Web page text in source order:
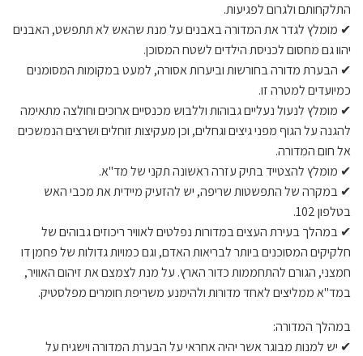
התלקחותם ולגרום לפגיעות.
✔ מומלץ לגדר את המדורה באבנים על מנת שהאש לא תתפשט, האבנים
יהוו גם מחסום לכניסת הילדים לשטח המסוכן.
✔ הבערת מדורה בחורשות וביערות אסורה, למעט במקומות המסומנים
כמיועדים למטרה זו.
✔ מומלץ לנעול נעליים גבוהות וללבוש מכנסיים ארוכים וחולצה מתאימה
להגנה על הגוף מפני גיצים וגחלים, וכן מעקיצות זוחלים ושרצים הנמשכים
אל חום המדורה.
✔ מומלץ להצטייד בתיק עזרה ראשונה תקני של מד"א.
✔ במקרה של התפשטות שריפה, יש להזעיק מיידית את מכבי האש
בטלפון 102.
✔ במהלך בעירת העצים במדורות נפלטים לאוויר ריכוזים גבוהים של
חלקיקים המסוכנים ביותר לבריאות האדם, וגם כמויות גדולות של פחמן דו
חמצני, הגורם להתחממות כדור הארץ. על מנת לצמצם את זיהום האוויר,
במד"א ממליצים לאחד מדורות ולהימנע משריפת חומרים מפלסטיק.
במהלך המדורה:
✔ יש למנות מבוגר אשר יהיה אחראי על הבערת המדורה וישגיח על